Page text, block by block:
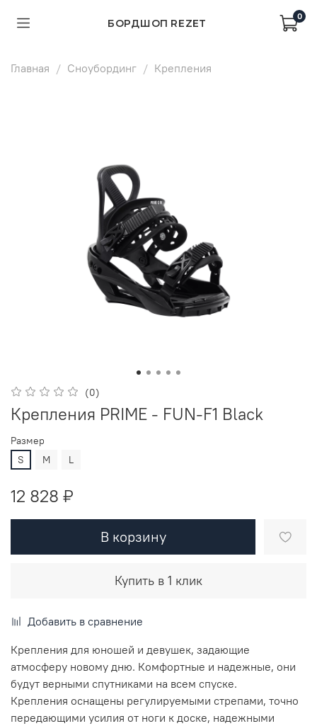
БОРДШОП REZET
0
Главная Сноубординг Крепления
(0)
Крепления PRIME - FUN-F1 Black
Размер
S
M L
12 828 ₽
В корзину
Купить в 1 клик
Добавить в сравнение
Крепления для юношей и девушек, задающие
атмосферу новому дню. Комфортные и надежные, они
будут верными спутниками на всем спуске.
Крепления оснащены регулируемыми стрепами, точно
передающими усилия от ноги к доске, надежными